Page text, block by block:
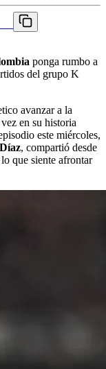
ponga rumbo a
del grupo K
avanzar a la
en su historia
este miércoles,
, compartió desde
que siente afrontar